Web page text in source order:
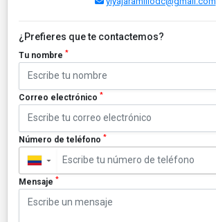
¿Prefieres que te contactemos?
Tu nombre *
Correo electrónico *
Número de teléfono *
▼
Mensaje *